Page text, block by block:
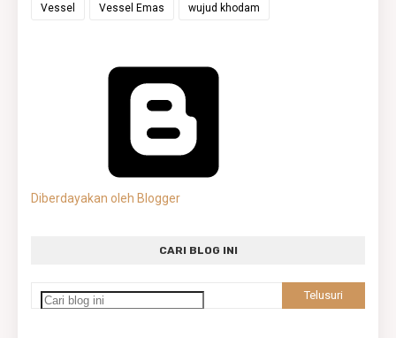
Vessel Vessel Emas wujud khodam
Diberdayakan oleh Blogger
CARI BLOG INI